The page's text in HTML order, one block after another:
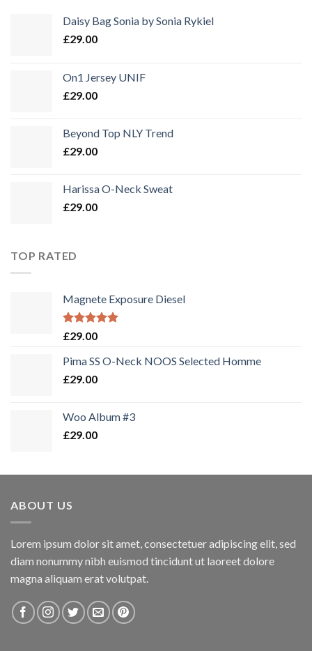
Daisy Bag Sonia by Sonia Rykiel
£29.00
On1 Jersey UNIF
£29.00
Beyond Top NLY Trend
£29.00
Harissa O-Neck Sweat
£29.00
TOP RATED
Magnete Exposure Diesel
Bewertet
von 5
£29.00
Pima SS O-Neck NOOS Selected Homme
£29.00
Woo Album #3
£29.00
ABOUT US
Lorem ipsum dolor sit amet, consectetuer adipiscing elit, sed
diam nonummy nibh euismod tincidunt ut laoreet dolore
magna aliquam erat volutpat.